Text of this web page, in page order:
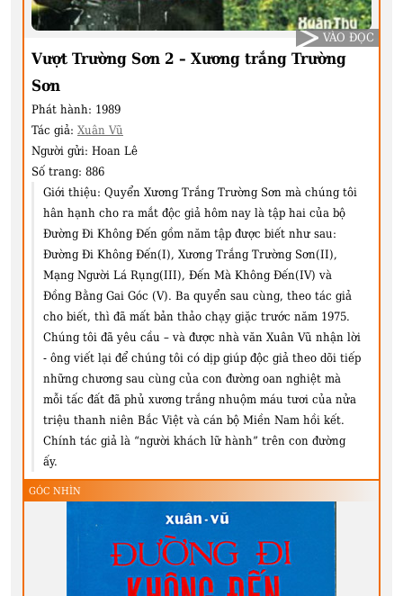
Vượt Trường Sơn 2 – Xương trắng Trường
Sơn
Phát hành: 1989
Tác giả: Xuân Vũ
Người gửi: Hoan Lê
Số trang: 886
Giới thiệu: Quyển Xương Trắng Trường Sơn mà chúng tôi
hân hạnh cho ra mắt độc giả hôm nay là tập hai của bộ
Đường Đi Không Đến gồm năm tập được biết như sau:
Đường Đi Không Đến(I), Xương Trắng Trường Sơn(II),
Mạng Người Lá Rụng(III), Đến Mà Không Đến(IV) và
Đồng Bằng Gai Góc (V). Ba quyển sau cùng, theo tác giả
cho biết, thì đã mất bản thảo chạy giặc trước năm 1975.
Chúng tôi đã yêu cầu – và được nhà văn Xuân Vũ nhận lời
- ông viết lại để chúng tôi có dịp giúp độc giả theo dõi tiếp
những chương sau cùng của con đường oan nghiệt mà
mỗi tấc đất đã phủ xương trắng nhuộm máu tươi của nửa
triệu thanh niên Bắc Việt và cán bộ Miền Nam hồi kết.
Chính tác giả là “người khách lữ hành” trên con đường
ấy.
VÀO ĐỌC
GÓC NHÌN